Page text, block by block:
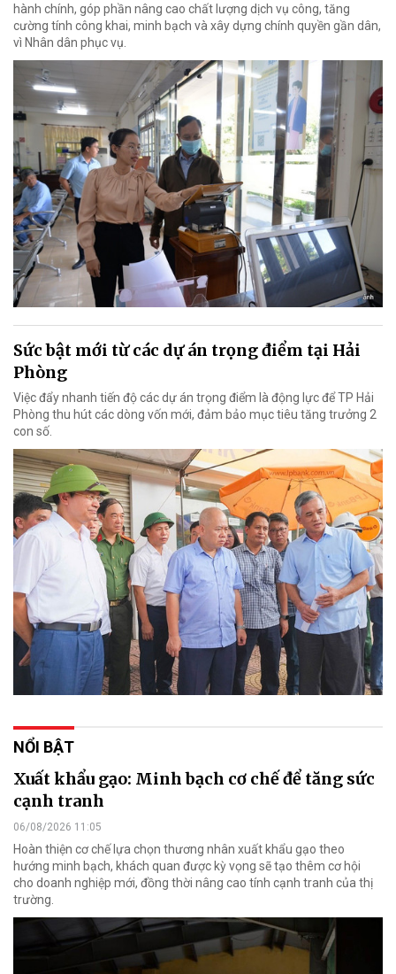
hành chính, góp phần nâng cao chất lượng dịch vụ công, tăng
cường tính công khai, minh bạch và xây dựng chính quyền gần dân,
vì Nhân dân phục vụ.
Sức bật mới từ các dự án trọng điểm tại Hải
Phòng
Việc đẩy nhanh tiến độ các dự án trọng điểm là động lực để TP Hải
Phòng thu hút các dòng vốn mới, đảm bảo mục tiêu tăng trưởng 2
con số.
NỔI BẬT
Xuất khẩu gạo: Minh bạch cơ chế để tăng sức
cạnh tranh
06/08/2026 11:05
Hoàn thiện cơ chế lựa chọn thương nhân xuất khẩu gạo theo
hướng minh bạch, khách quan được kỳ vọng sẽ tạo thêm cơ hội
cho doanh nghiệp mới, đồng thời nâng cao tính cạnh tranh của thị
trường.